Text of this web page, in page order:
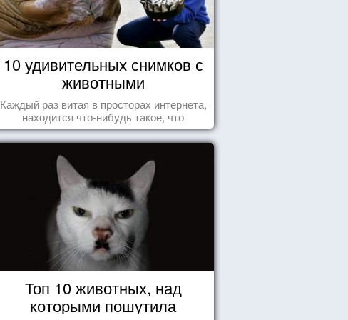
10 удивительных снимков с
животными
Каждый раз витая в просторах интернета,
находится что-нибудь такое, что
заставляет улыбнуться, удивиться,
восхититься...
Топ 10 животных, над
которыми пошутила